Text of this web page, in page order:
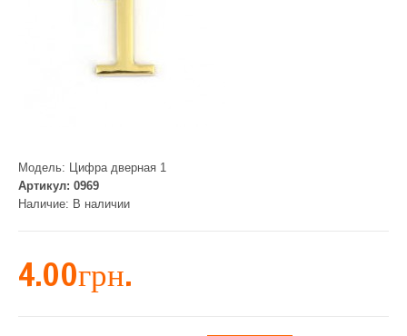
Модель: Цифра дверная 1
Артикул: 0969
Наличие: В наличии
4.00грн.